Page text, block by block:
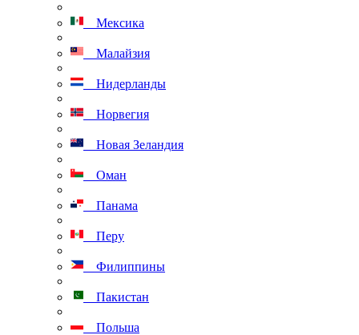
Мексика
Малайзия
Нидерланды
Норвегия
Новая Зеландия
Оман
Панама
Перу
Филиппины
Пакистан
Польша